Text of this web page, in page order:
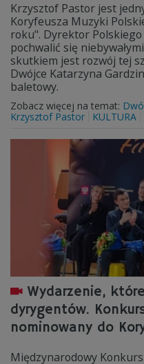
Krzysztof Pastor jest
Koryfeusza Muzyki
roku". Dyrektor
pochwalić się
skutkiem jest rozwój tej
Dwójce Katarzyna
baletowy.
Zobacz więcej na temat:
Krzysztof Pastor
KULTURA
Wydarzenie,
dyrygentów.
nominowany do
Międzynarodowy